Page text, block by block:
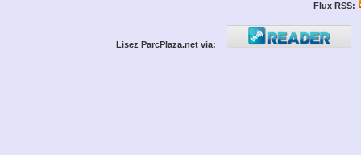
Flux RSS:
Lisez ParcPlaza.net via: